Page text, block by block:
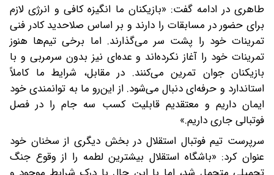
طاهری در ادامه گفت: «بازیکنان ما انگیزه کافی و انرژی لازم
برای حضور در مسابقات را دارند و بر اساس صلاحدید کادر فنی
تمرینات خود را پشت سر می‌گذارند. اما برخی تیم‌ها هنوز
تمرینات خود را آغاز نکرده‌اند و عده‌ای نیز بدون سرمربی و با
بازیکنان جوان تمرین می‌کنند. در مقابل، شرایط ما کاملاً
استاندارد و حرفه‌ای دنبال می‌شود. از این‌رو ما به توانمندی خود
ایمان داریم و معتقدیم قابلیت کسب سه جام را در فصل
فوتبالی جاری داریم.»
سرپرست تیم فوتبال استقلال در بخش دیگری از سخنان خود
عنوان کرد: «باشگاه استقلال بیشترین لطمه را از وقوع جنگ